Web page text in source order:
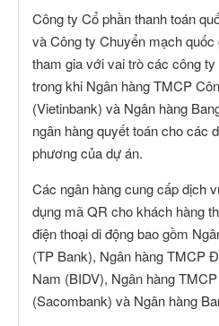
Công ty Cổ phần thanh toán
và Công ty Chuyển mạch
tham gia với vai trò các công
trong khi Ngân hàng TMCP
(Vietinbank) và Ngân hàng
ngân hàng quyết toán cho các
phương của dự án.
Các ngân hàng cung cấp dịch
dụng mã QR cho khách hàng
điện thoại di động bao gồm
(TP Bank), Ngân hàng TMCP
Nam (BIDV), Ngân hàng
(Sacombank) và Ngân hàng